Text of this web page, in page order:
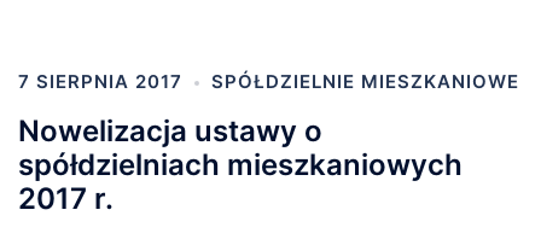
7 SIERPNIA 2017 SPÓŁDZIELNIE MIESZKANIOWE
Nowelizacja ustawy o
spółdzielniach mieszkaniowych
2017 r.